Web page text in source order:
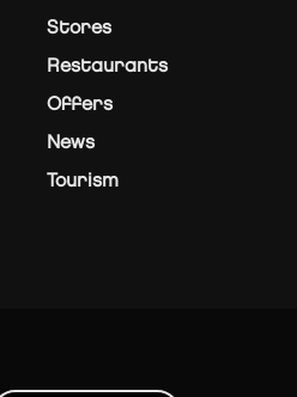
Stores
Restaurants
Offers
News
Tourism